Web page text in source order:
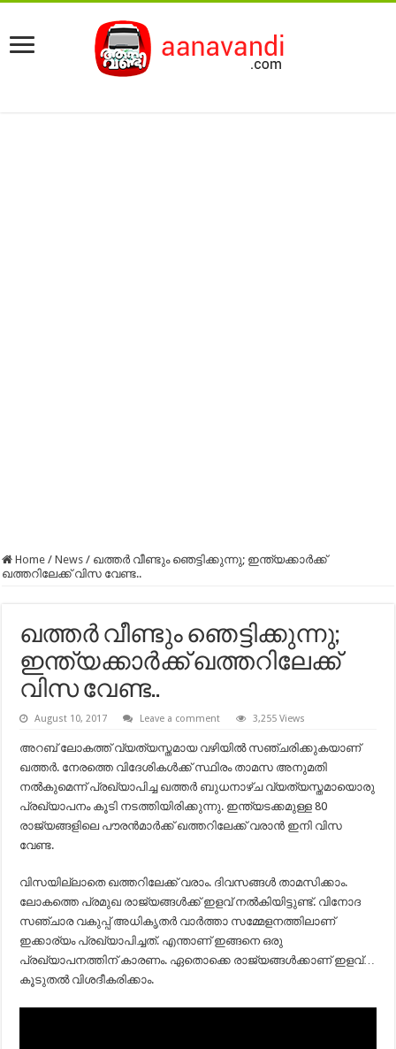
Home / News / ഖത്തര്‍ വീണ്ടും ഞെട്ടിക്കുന്നു; ഇന്ത്യക്കാര്‍ക്ക്
ഖത്തറിലേക്ക് വിസ വേണ്ട..
ഖത്തര്‍ വീണ്ടും ഞെട്ടിക്കുന്നു;
ഇന്ത്യക്കാര്‍ക്ക് ഖത്തറിലേക്ക്
വിസ വേണ്ട..
August 10, 2017 Leave a comment 3,255 Views
അറബ് ലോകത്ത് വ്യത്യസ്തമായ വഴിയില്‍ സഞ്ചരിക്കുകയാണ്
ഖത്തര്‍. നേരത്തെ വിദേശികള്‍ക്ക് സ്ഥിരം താമസ അനുമതി
നല്‍കുമെന്ന് പ്രഖ്യാപിച്ച ഖത്തര്‍ ബുധനാഴ്ച വ്യത്യസ്തമായൊരു
പ്രഖ്യാപനം കൂടി നടത്തിയിരിക്കുന്നു. ഇന്ത്യടക്കമുള്ള 80
രാജ്യങ്ങളിലെ പൗരന്‍മാര്‍ക്ക് ഖത്തറിലേക്ക് വരാന്‍ ഇനി വിസ
വേണ്ട.
വിസയില്ലാതെ ഖത്തറിലേക്ക് വരാം. ദിവസങ്ങള്‍ താമസിക്കാം.
ലോകത്തെ പ്രമുഖ രാജ്യങ്ങള്‍ക്ക് ഇളവ് നല്‍കിയിട്ടുണ്ട്. വിനോദ
സഞ്ചാര വകുപ്പ് അധികൃതര്‍ വാര്‍ത്താ സമ്മേളനത്തിലാണ്
ഇക്കാര്യം പ്രഖ്യാപിച്ചത്. എന്താണ് ഇങ്ങനെ ഒരു
പ്രഖ്യാപനത്തിന് കാരണം. ഏതൊക്കെ രാജ്യങ്ങള്‍ക്കാണ് ഇളവ്…
കൂടുതല്‍ വിശദീകരിക്കാം.